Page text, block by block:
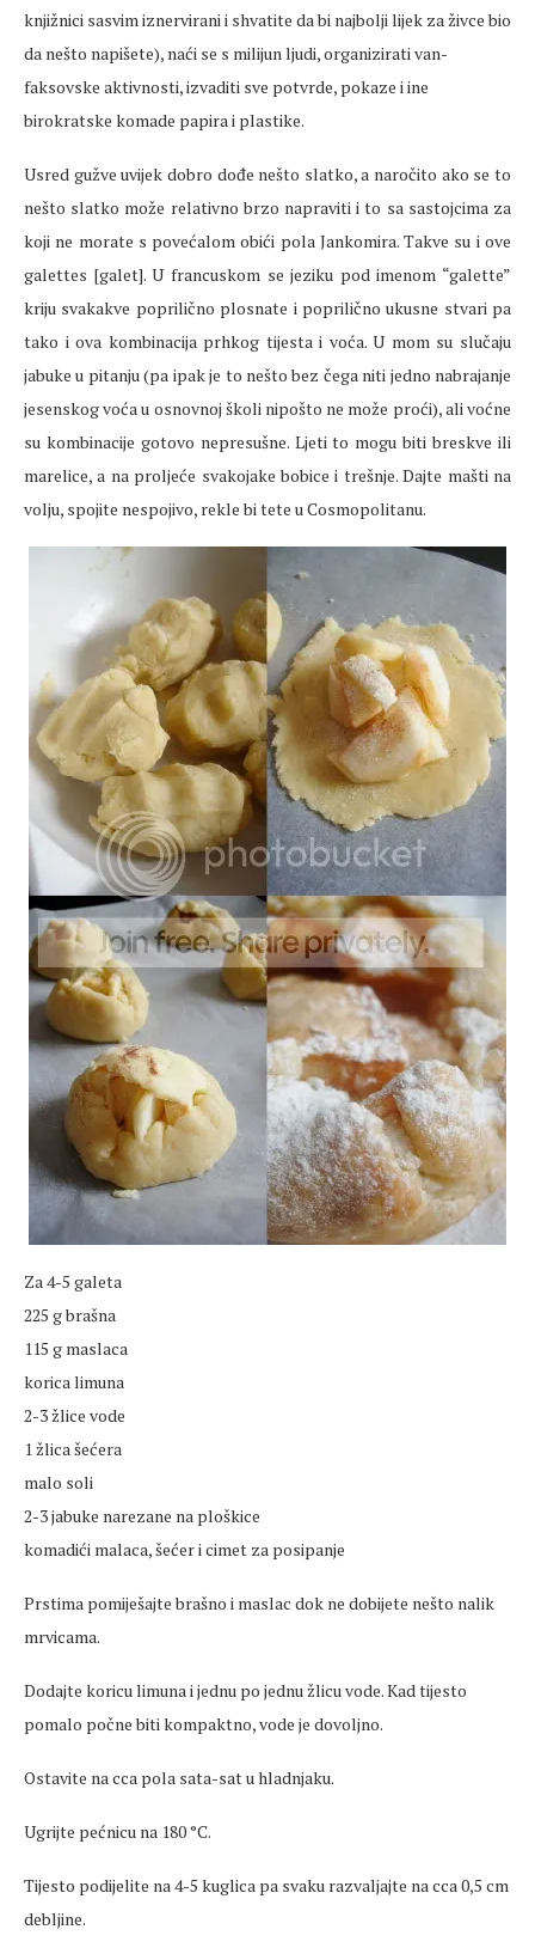
knjižnici sasvim iznervirani i shvatite da bi najbolji lijek za živce bio
da nešto napišete), naći se s milijun ljudi, organizirati van-
faksovske aktivnosti, izvaditi sve potvrde, pokaze i ine
birokratske komade papira i plastike.
Usred gužve uvijek dobro dođe nešto slatko, a naročito ako se to
nešto slatko može relativno brzo napraviti i to sa sastojcima za
koji ne morate s povećalom obići pola Jankomira. Takve su i ove
galettes [galet]. U francuskom se jeziku pod imenom “galette”
kriju svakakve poprilično plosnate i poprilično ukusne stvari pa
tako i ova kombinacija prhkog tijesta i voća. U mom su slučaju
jabuke u pitanju (pa ipak je to nešto bez čega niti jedno nabrajanje
jesenskog voća u osnovnoj školi nipošto ne može proći), ali voćne
su kombinacije gotovo nepresušne. Ljeti to mogu biti breskve ili
marelice, a na proljeće svakojake bobice i trešnje. Dajte mašti na
volju, spojite nespojivo, rekle bi tete u Cosmopolitanu.
Za 4-5 galeta
225 g brašna
115 g maslaca
korica limuna
2-3 žlice vode
1 žlica šećera
malo soli
2-3 jabuke narezane na ploškice
komadići malaca, šećer i cimet za posipanje
Prstima pomiješajte brašno i maslac dok ne dobijete nešto nalik
mrvicama.
Dodajte koricu limuna i jednu po jednu žlicu vode. Kad tijesto
pomalo počne biti kompaktno, vode je dovoljno.
Ostavite na cca pola sata-sat u hladnjaku.
Ugrijte pećnicu na 180 °C.
Tijesto podijelite na 4-5 kuglica pa svaku razvaljajte na cca 0,5 cm
debljine.